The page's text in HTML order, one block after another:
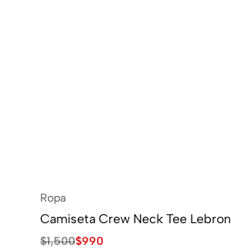
Ropa
Camiseta Crew Neck Tee Lebron
$1,500$990